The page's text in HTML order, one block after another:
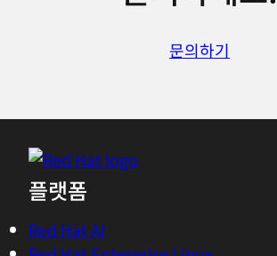
문의하기
플랫폼
Red Hat AI